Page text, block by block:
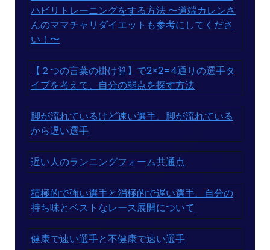
ハビリトレーニングをする方法 〜道端カレンさ
んのママチャリダイエットも参考にしてくださ
い！〜
【２つの言葉の掛け算】で2×2=4通りの選手タ
イプを考えて、自分の弱点を探す方法
脚が流れているけど速い選手、脚が流れている
から遅い選手
遅い人のランニングフォーム共通点
積極的で強い選手と消極的で遅い選手、自分の
持ち味とベストなレース展開について
健康で速い選手と不健康で速い選手